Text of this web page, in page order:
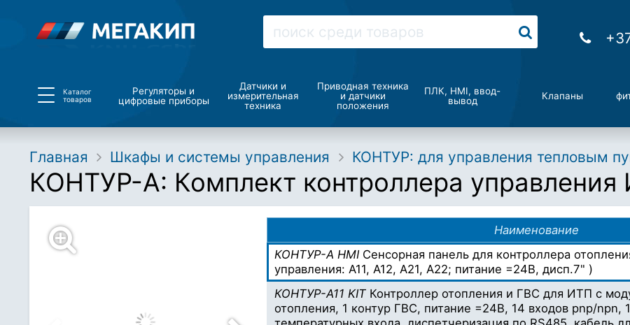
Каталог
товаров
Регуляторы и
цифровые приборы
Датчики и
измерительная
техника
Приводная техника
и датчики
положения
ПЛК, HMI, ввод-
вывод
Клапаны
Главная Шкафы и системы управления КОНТУР: для управления тепловым
КОНТУР-А: Комплект контроллера управления
Наименование
КОНТУР-А HMI Сенсорная панель для контроллера
управления: А11, А12, А21, А22; питание =24В, дисп.7" )
КОНТУР-А11 KIT Контроллер отопления и ГВС для ИТП с
отопления, 1 контур ГВС, питание =24В, 14 входов pnp/npn,